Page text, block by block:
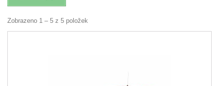
Zobrazeno 1 – 5 z 5 položek